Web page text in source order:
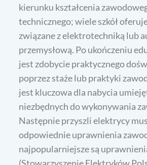
kierunku kształcenia
technicznego; wiele szkół
związane z elektrotechniką lub
przemysłową. Po ukończeniu
jest zdobycie praktycznego
poprzez staże lub praktyki
jest kluczowa dla nabycia
niezbędnych do wykonywania
Następnie przyszli elektrycy
odpowiednie uprawnienia
najpopularniejsze są